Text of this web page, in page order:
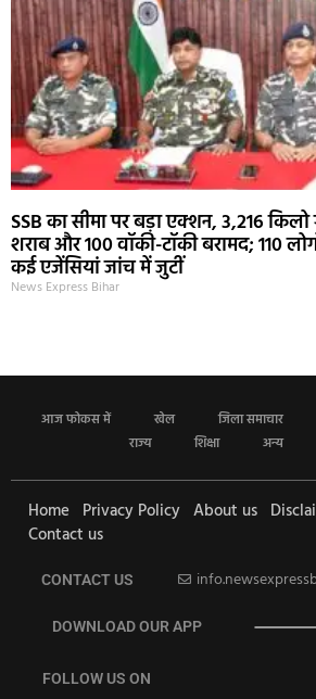
SSB का सीमा पर बड़ा एक्शन, 3,216
शराब और 100 वॉकी-टॉकी बरामद; 110
कई एजेंसियां जांच में जुटीं
News Express Bihar
आज फोकस में खेल जिला समाचार
राज्य
शिक्षा अन्य
Home Privacy Policy About us
Contact us
CONTACT US
DOWNLOAD OUR APP
FOLLOW US ON